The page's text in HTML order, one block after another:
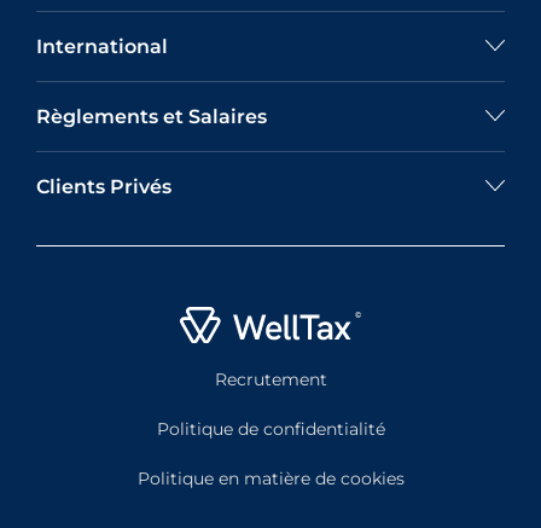
International
Règlements et Salaires
Clients Privés
Recrutement
Politique de confidentialité
Politique en matière de cookies